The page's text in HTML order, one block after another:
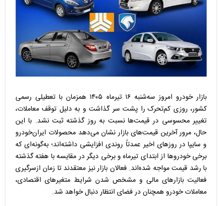
بازار خودرو امروز سه‌شنبه ۱۶ تیرماه ۱۴۰۵ همزمان با تعطیلی رسمی
کشور، روزی کم‌تحرک را پشت سر گذاشت و به دلیل توقف معاملات،
تغییر محسوسی در قیمت‌ها نسبت به روز گذشته ثبت نشد. با این
حال، مرور آخرین قیمت‌های بازار نشان می‌دهد محصولات ایران‌خودرو
و سایپا در روزهای اخیر عمدتاً روندی افزایشی داشته‌اند؛ به‌گونه‌ای که
برخی خودروها از ابتدای تیرماه و برخی دیگر در مقایسه با هفته گذشته
با رشد قیمت مواجه شده‌اند. فعالان بازار نیز معتقدند تا زمان ازسرگیری
فعالیت بازارهای مالی و مشخص شدن شرایط متغیرهای اقتصادی،
معاملات خودرو همچنان در فضای انتظار دنبال خواهد شد.